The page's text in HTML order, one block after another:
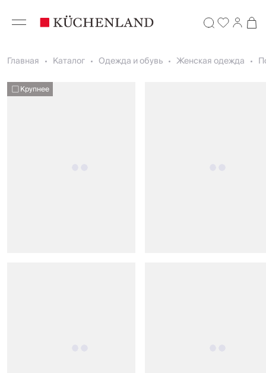
Главная Каталог Одежда и обувь Женская одежда
Крупнее